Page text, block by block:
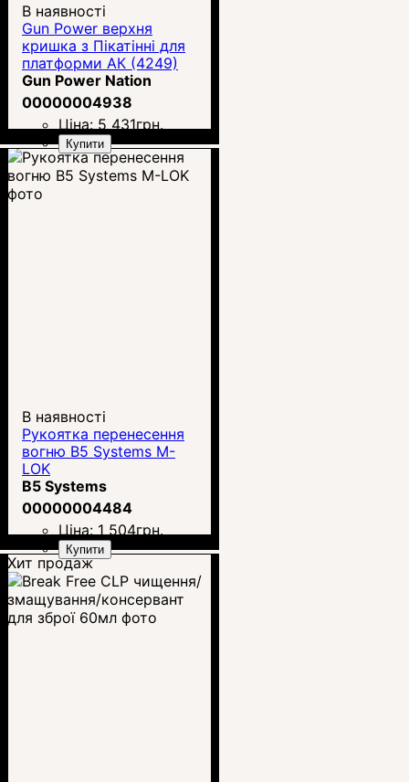
В наявності
Gun Power верхня
кришка з Пікатінні для
платформи АК (4249)
Gun Power Nation
00000004938
Ціна: 5 431грн.
Купити
В наявності
Рукоятка перенесення
вогню B5 Systems M-
LOK
B5 Systems
00000004484
Ціна: 1 504грн.
Купити
Хит продаж